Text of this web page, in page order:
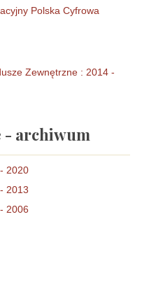
Polska Cyfrowa
Zewnętrzne : 2014 -
- archiwum
2020
2013
2006